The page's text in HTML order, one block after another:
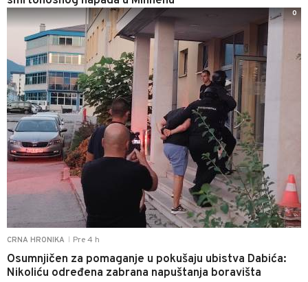
CRNA HRONIKA Pre 4 h
Osumnjičen za pomaganje u pokušaju ubistva Dabića:
Nikoliću određena zabrana napuštanja boravišta
0